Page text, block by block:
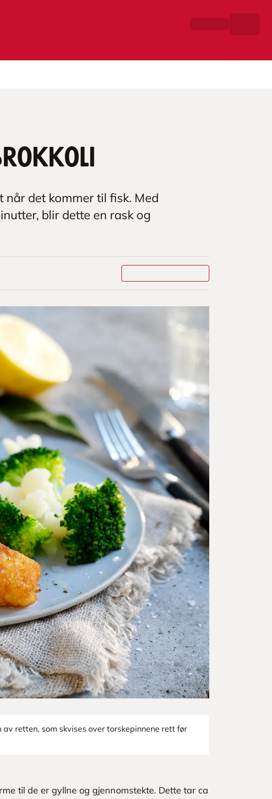
når det kommer til fisk. Med
blir dette en rask og
retten, som skvises over torskepinnene rett før
til de er gyllne og gjennomstekte. Dette tar ca